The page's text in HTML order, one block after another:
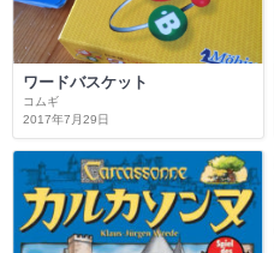
ワードバスケット
コムギ
2017年7月29日